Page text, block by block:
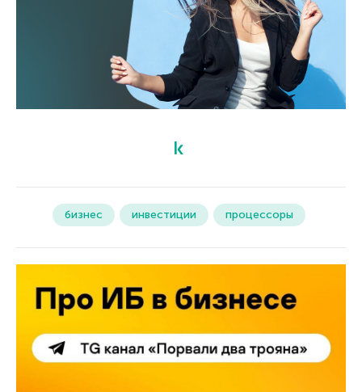
бизнес инвестиции процессоры